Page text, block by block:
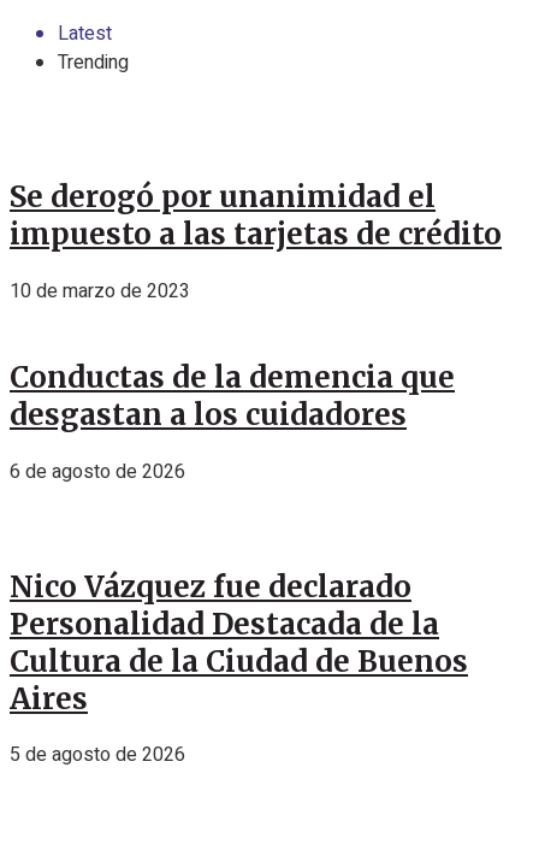
Latest
Trending
Se derogó por unanimidad el
impuesto a las tarjetas de crédito
10 de marzo de 2023
Conductas de la demencia que
desgastan a los cuidadores
6 de agosto de 2026
Nico Vázquez fue declarado
Personalidad Destacada de la
Cultura de la Ciudad de Buenos
Aires
5 de agosto de 2026